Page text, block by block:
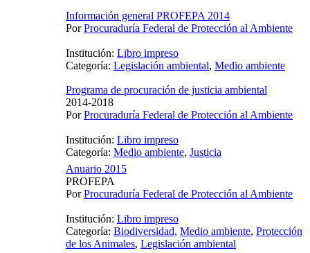
Información general PROFEPA 2014
PorProcuraduría Federal de Protección al Ambiente
Institución: Libro impreso
Categoría: Legislación ambiental, Medio ambiente
Programa de procuración de justicia ambiental
2014-2018
PorProcuraduría Federal de Protección al Ambiente
Institución: Libro impreso
Categoría: Medio ambiente, Justicia
Anuario 2015
PROFEPA
PorProcuraduría Federal de Protección al Ambiente
Institución: Libro impreso
Categoría: Biodiversidad, Medio ambiente, Protección
de los Animales, Legislación ambiental